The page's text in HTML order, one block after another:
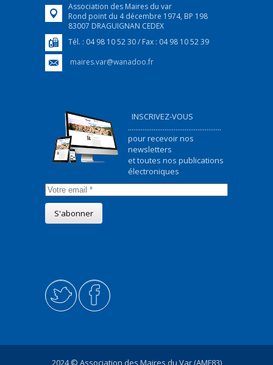
Association des Maires du var
Rond point du 4 décembre 1974, BP 198
83007 DRAGUIGNAN CEDEX
Tél. : 04 98 10 52 30 / Fax : 04 98 10 52 39
maires.var@wanadoo.fr
INSCRIVEZ-VOUS
...................................................
pour recevoir nos
newsletters
et toutes nos publications
électroniques
2024 © Association des Maires du Var (AMF83)